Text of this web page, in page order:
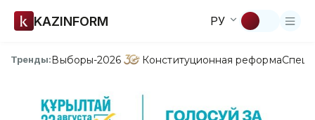
KAZINFORM РУ
Тренды:Выборы-2026 Конституционная реформа